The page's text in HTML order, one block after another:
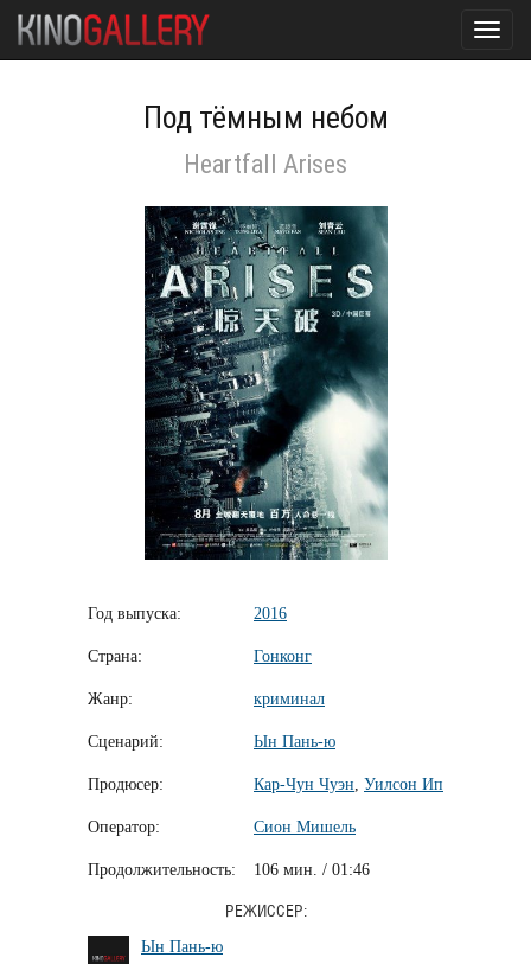
Под тёмным небом
Heartfall Arises
Год выпуска: 2016
Страна: Гонконг
Жанр: криминал
Сценарий: Ын Пань-ю
Продюсер: Кар-Чун Чуэн Уилсон Ип
Оператор: Сион Мишель
Продолжительность: 106 мин. / 01:46
РЕЖИССЕР:
Ын Пань-ю